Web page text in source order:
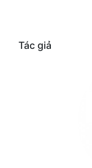
Tiểu Thuyết
Tác giả